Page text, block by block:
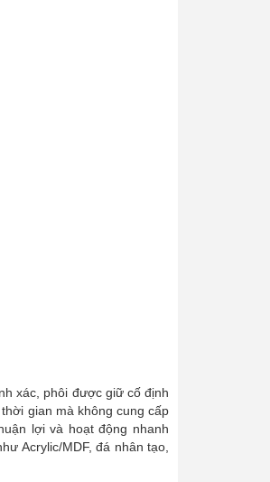
xác, phôi được giữ cố định
gian mà không cung cấp
lợi và hoạt động nhanh
Acrylic/MDF, đá nhân tạo,